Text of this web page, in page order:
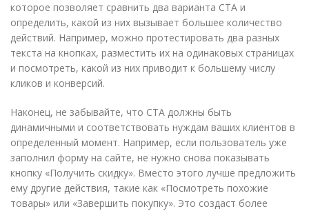
которое позволяет сравнить два варианта CTA и
определить, какой из них вызывает большее количество
действий. Например, можно протестировать два разных
текста на кнопках, разместить их на одинаковых страницах
и посмотреть, какой из них приводит к большему числу
кликов и конверсий.
Наконец, не забывайте, что CTA должны быть
динамичными и соответствовать нуждам ваших клиентов в
определенный момент. Например, если пользователь уже
заполнил форму на сайте, не нужно снова показывать
кнопку «Получить скидку». Вместо этого лучше предложить
ему другие действия, такие как «Посмотреть похожие
товары» или «Завершить покупку». Это создаст более